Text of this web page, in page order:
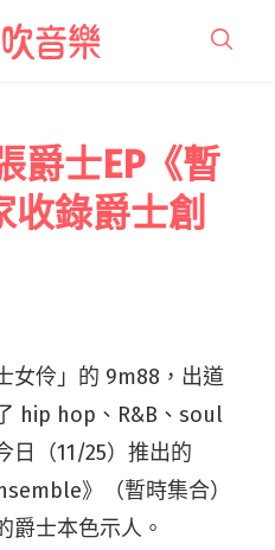
爵士EP《暫
收錄爵士創
女伶」的 9m88，出道
hip hop、R&B、soul
日（11/25）推出的
》（暫時集合）
爵士本色示人。